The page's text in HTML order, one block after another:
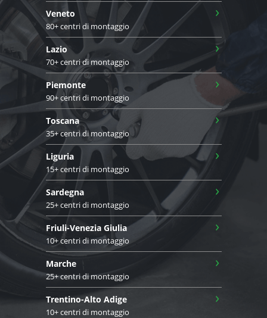
Veneto
80+ centri di montaggio
›
Lazio
70+ centri di montaggio
›
Piemonte
90+ centri di montaggio
›
Toscana
35+ centri di montaggio
›
Liguria
15+ centri di montaggio
›
Sardegna
25+ centri di montaggio
›
Friuli-Venezia Giulia
10+ centri di montaggio
›
Marche
25+ centri di montaggio
›
Trentino-Alto Adige
10+ centri di montaggio
›